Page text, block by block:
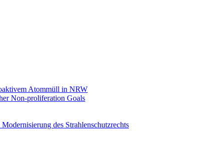
Atommüll in NRW
Non-proliferation Goals
des Strahlenschutzrechts